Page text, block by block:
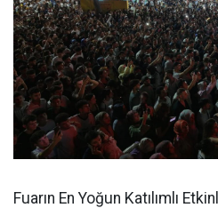
Fuarın En Yoğun Katılımlı